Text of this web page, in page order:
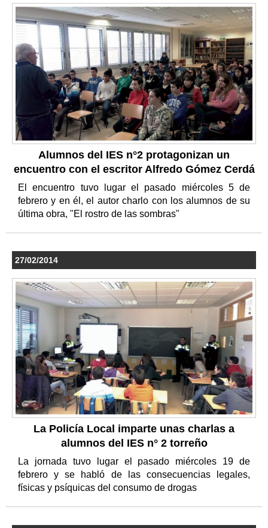
Alumnos del IES n°2 protagonizan un
encuentro con el escritor Alfredo Gómez Cerdá
El encuentro tuvo lugar el pasado miércoles 5 de
febrero y en él, el autor charlo con los alumnos de su
última obra, "El rostro de las sombras"
27/02/2014
La Policía Local imparte unas charlas a
alumnos del IES n° 2 torreño
La jornada tuvo lugar el pasado miércoles 19 de
febrero y se habló de las consecuencias legales,
físicas y psíquicas del consumo de drogas